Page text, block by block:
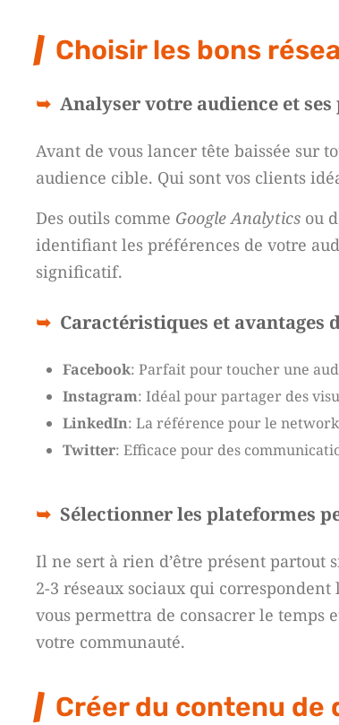
Choisir les bons
Analyser votre audience et ses
Avant de vous lancer tête baissée sur
audience cible. Qui sont vos clients
Des outils comme Google Analytics ou
identifiant les préférences de votre
significatif.
Caractéristiques et avantages
Facebook: Parfait pour toucher une
Instagram: Idéal pour partager des
LinkedIn: La référence pour le
Twitter: Efficace pour des
Sélectionner les plateformes
Il ne sert à rien d’être présent partout
2-3 réseaux sociaux qui
vous permettra de consacrer le temps
votre communauté.
Créer du contenu de